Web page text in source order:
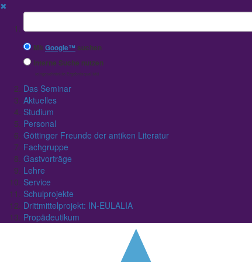
✖
Suchbegriff
MitGoogle™ suchen
Interne Suche nutzen
(eingeschränkte Ergebnisqualität)
Das Seminar
Aktuelles
Studium
Personal
Göttinger Freunde der antiken Literatur
Fachgruppe
Gastvorträge
Lehre
Service
Schulprojekte
Drittmittelprojekt: IN-EULALIA
Propädeutikum